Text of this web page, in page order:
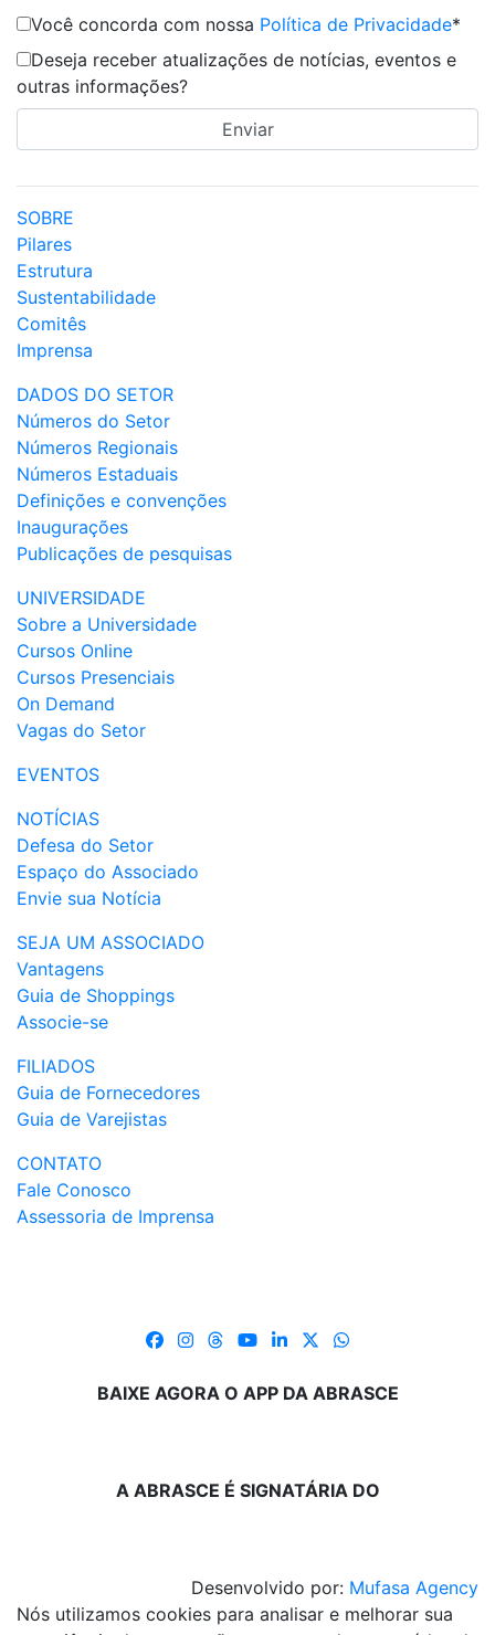
Você concorda com nossa Política de Privacidade*
Deseja receber atualizações de notícias, eventos e
outras informações?
SOBRE
Pilares
Estrutura
Sustentabilidade
Comitês
Imprensa
DADOS DO SETOR
Números do Setor
Números Regionais
Números Estaduais
Definições e convenções
Inaugurações
Publicações de pesquisas
UNIVERSIDADE
Sobre a Universidade
Cursos Online
Cursos Presenciais
On Demand
Vagas do Setor
EVENTOS
NOTÍCIAS
Defesa do Setor
Espaço do Associado
Envie sua Notícia
SEJA UM ASSOCIADO
Vantagens
Guia de Shoppings
Associe-se
FILIADOS
Guia de Fornecedores
Guia de Varejistas
CONTATO
Fale Conosco
Assessoria de Imprensa
BAIXE AGORA O APP DA ABRASCE
A ABRASCE É SIGNATÁRIA DO
Desenvolvido por: Mufasa Agency
Nós utilizamos cookies para analisar e melhorar sua